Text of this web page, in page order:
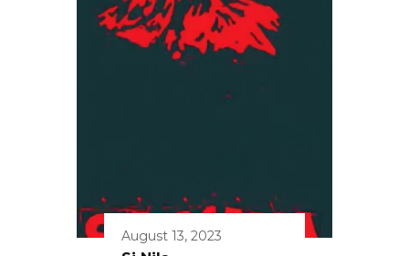
August 13, 2023